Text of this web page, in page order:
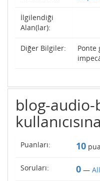
İlgilendiği
Alan(lar):
Diğer Bilgiler:
Ponte
blog-audio-
Puanları: 10
Soruları: 0 —